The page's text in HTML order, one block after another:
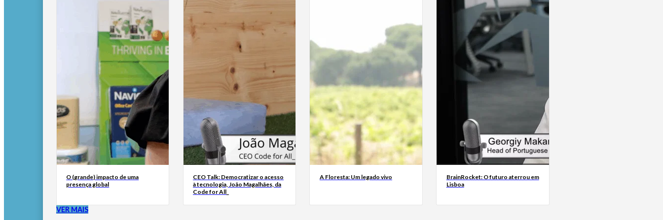
O (grande) impacto de uma
presença global
CEO Talk: Democratizar o acesso
à tecnologia, João Magalhães, da
Code for All_
A Floresta: Um legado vivo
BrainRocket: O futuro aterrou em
Lisboa
VER MAIS